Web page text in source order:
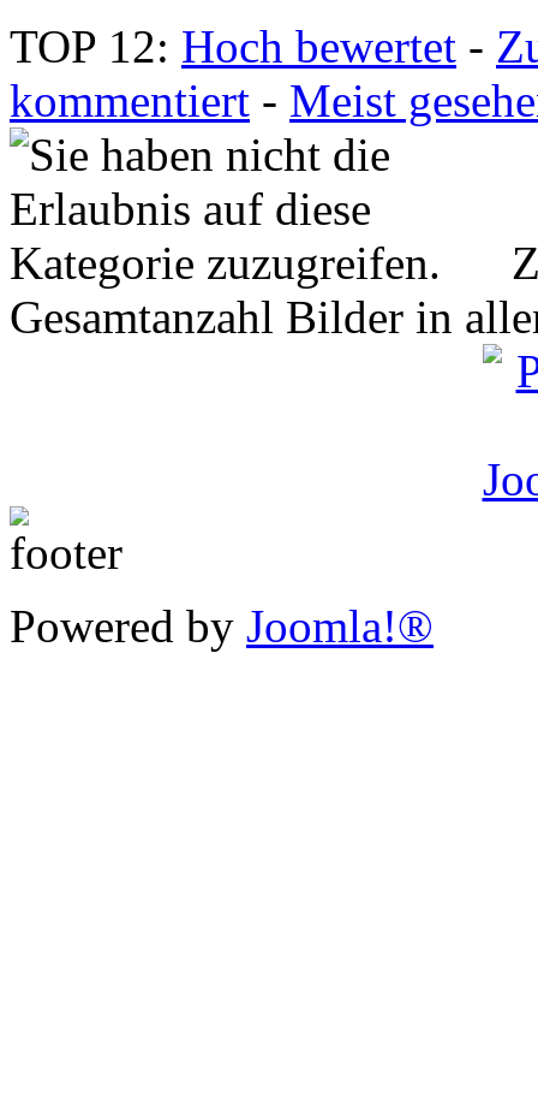
TOP 12: Hoch bewertet -
kommentiert - Meist
Gesamtanzahl Bilder in
Powered by Joomla!®